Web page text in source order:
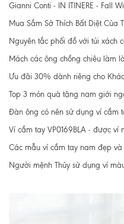
Gianni Conti - IN ITINERE - Fall
Mua Sắm Sở Thích Bất Diệt Của
Nguyên tắc phối đồ với túi xách
Mách các ông chồng chiêu làm
Ưu đãi 30% dành riêng cho
Top 3 món quà tặng nam giới
Đàn ông có nên sử dụng ví cầm
Ví cầm tay VP0169BLA - được ví
Các mẫu ví cầm tay nam đẹp
Người mệnh Thủy sử dụng ví